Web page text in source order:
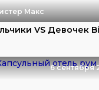
Макс
VS Девочек
6 сентября